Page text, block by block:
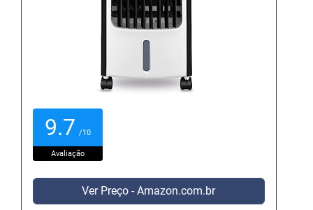
9.7 /10
Avaliação
Ver Preço - Amazon.com.br